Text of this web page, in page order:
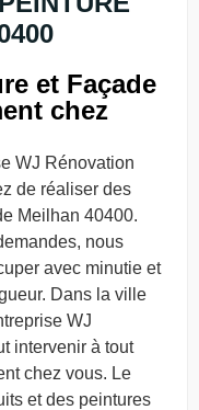
et Façade
chez
WJ Rénovation
de réaliser des
Meilhan 40400.
nous
avec minutie et
Dans la ville
WJ
intervenir à tout
chez vous. Le
et des peintures